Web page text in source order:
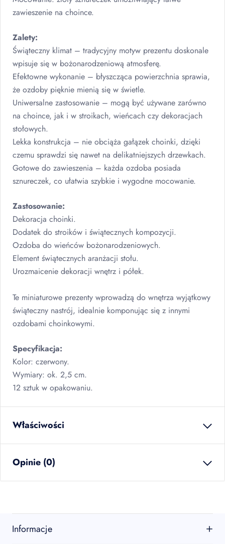
zawieszenie na choince.
Zalety:
Świąteczny klimat – tradycyjny motyw prezentu doskonale
wpisuje się w bożonarodzeniową atmosferę.
Efektowne wykonanie – błyszcząca powierzchnia sprawia,
że ozdoby pięknie mienią się w świetle.
Uniwersalne zastosowanie – mogą być używane zarówno
na choince, jak i w stroikach, wieńcach czy dekoracjach
stołowych.
Lekka konstrukcja – nie obciąża gałązek choinki, dzięki
czemu sprawdzi się nawet na delikatniejszych drzewkach.
Gotowe do zawieszenia – każda ozdoba posiada
sznureczek, co ułatwia szybkie i wygodne mocowanie.
Zastosowanie:
Dekoracja choinki.
Dodatek do stroików i świątecznych kompozycji.
Ozdoba do wieńców bożonarodzeniowych.
Element świątecznych aranżacji stołu.
Urozmaicenie dekoracji wnętrz i półek.
Te miniaturowe prezenty wprowadzą do wnętrza wyjątkowy
świąteczny nastrój, idealnie komponując się z innymi
ozdobami choinkowymi.
Specyfikacja:
Kolor: czerwony.
Wymiary: ok. 2,5 cm.
12 sztuk w opakowaniu.
Właściwości
ilość w opakowaniu
zbiorczym
sztuk w kartonie
12szt
warstw na palecie
Opinie (0)
Bądź pierwszą osobą, która podzieli się opinią o tym
Informacje